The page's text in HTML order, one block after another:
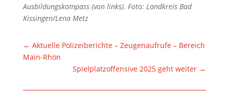
Ausbildungskompass (von links). Foto: Landkreis Bad
Kissingen/Lena Metz
← Aktuelle Polizeiberichte – Zeugenaufrufe – Bereich
Main-Rhön
Spielplatzoffensive 2025 geht weiter →